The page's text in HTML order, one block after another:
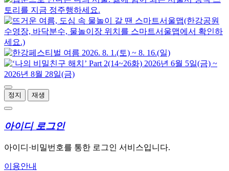
정지 재생
아이디 로그인
아이디·비밀번호를 통한 로그인 서비스입니다.
이용안내